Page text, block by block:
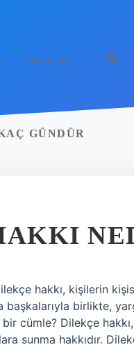
Hakkımızda
GÜNDÜR
hakkı, kişilerin
başkalarıyla birlikte,
bir cümle? Dilekçe
sunma hakkıdır.